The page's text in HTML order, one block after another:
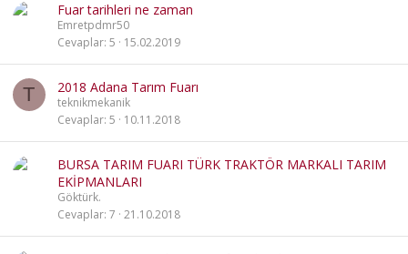
Fuar tarihleri ne zaman
Emretpdmr50
Cevaplar 5 15.02.2019
T 2018 Adana Tarım Fuarı
teknikmekanik
Cevaplar 5 10.11.2018
BURSA TARIM FUARI TÜRK TRAKTÖR MARKALI TARIM
EKİPMANLARI
Göktürk.
Cevaplar 7 21.10.2018